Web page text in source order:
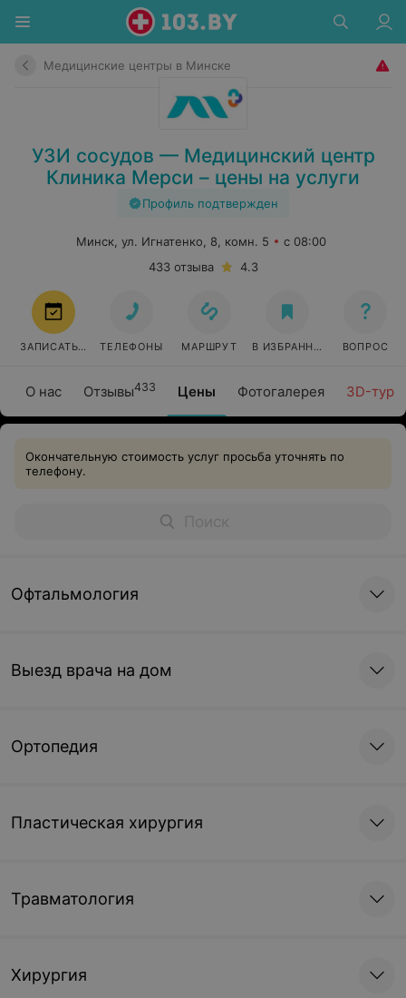
Медицинские центры в Минске
УЗИ сосудов — Медицинский центр
Клиника Мерси – цены на услуги
Профиль подтвержден
О нас Отзывы433 Цены Фотогалерея 3D-тур
Минск, ул. Игнатенко, 8, комн. 5
с 08:00
433 отзыва
4.3
ЗАПИСАТЬСЯ ТЕЛЕФОНЫ МАРШРУТ В ИЗБРАННОЕ ВОПРОС
Окончательную стоимость услуг просьба уточнять по
телефону.
Офтальмология
Выезд врача на дом
Ортопедия
Пластическая хирургия
Травматология
Хирургия